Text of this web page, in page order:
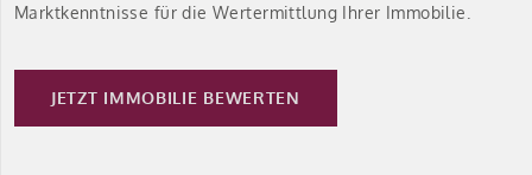
Marktkenntnisse für die Wertermittlung Ihrer Immobilie.
JETZT IMMOBILIE BEWERTEN